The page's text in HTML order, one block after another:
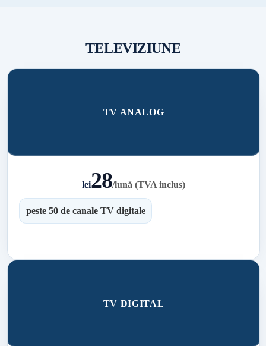
TELEVIZIUNE
TV ANALOG
lei28/lună (TVA inclus)
peste 50 de canale TV digitale
TV DIGITAL